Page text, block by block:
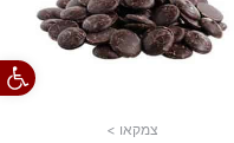
פתח
צמקאו >